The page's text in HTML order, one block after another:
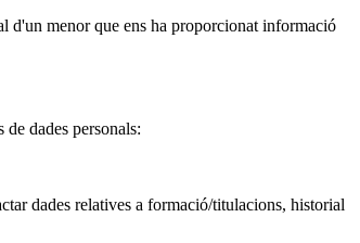
d'un menor que ens ha proporcionat informació
dades personals:
dades relatives a formació/titulacions, historial